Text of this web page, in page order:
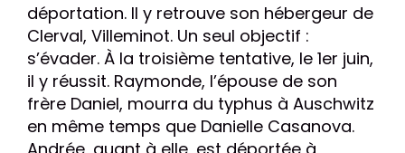
déportation. Il y retrouve son hébergeur de
Clerval, Villeminot. Un seul objectif :
s’évader. À la troisième tentative, le 1er juin,
il y réussit. Raymonde, l’épouse de son
frère Daniel, mourra du typhus à Auschwitz
en même temps que Danielle Casanova.